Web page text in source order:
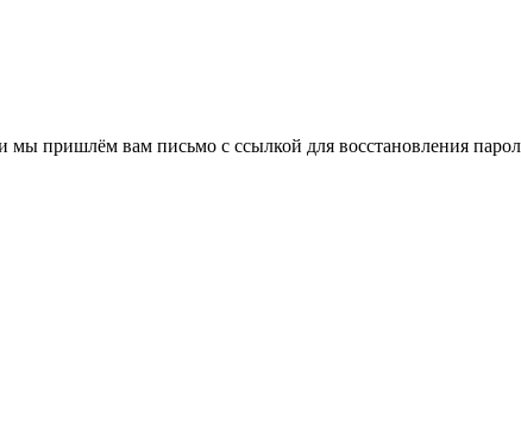
мы пришлём вам письмо с ссылкой для восстановления